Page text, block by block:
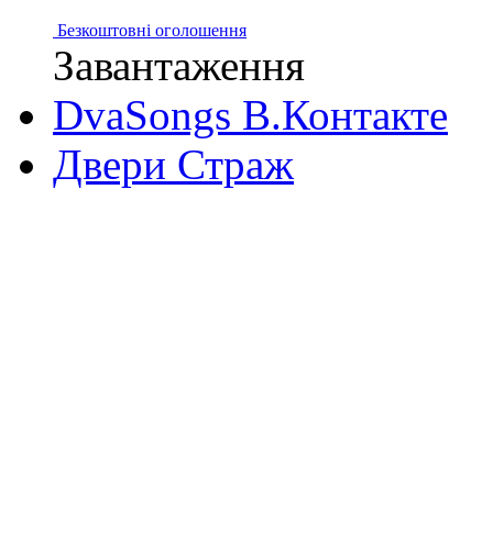
Безкоштовні оголошення
Завантаження
DvaSongs В.Контакте
Двери Страж